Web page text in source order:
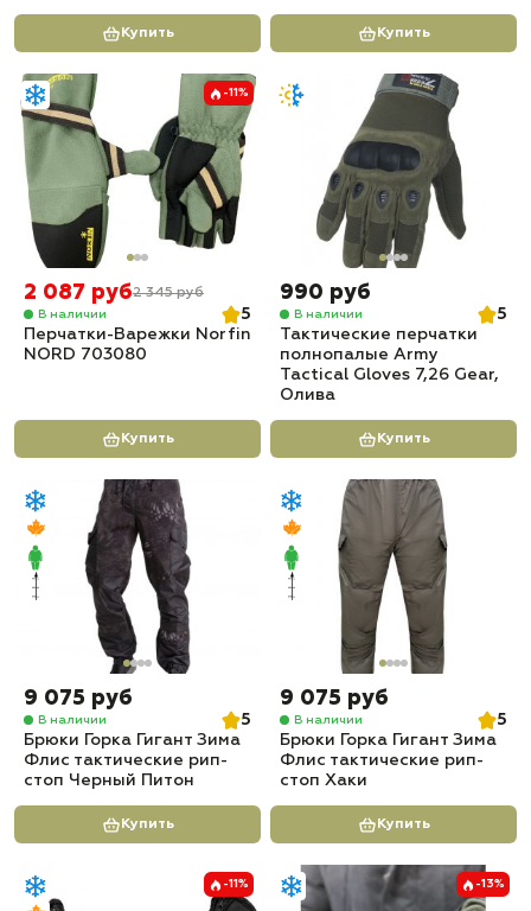
Купить Купить
-11%
2 087 руб2 345 руб
В наличии
5
Перчатки-Варежки Norfin
NORD 703080
Купить
990 руб
В наличии
5
Тактические перчатки
полнопалые Army
Tactical Gloves 7,26 Gear,
Олива
Купить
9 075 руб
В наличии
5
Брюки Горка Гигант Зима
Флис тактические рип-
стоп Черный Питон
Купить
9 075 руб
В наличии
5
Брюки Горка Гигант Зима
Флис тактические рип-
стоп Хаки
Купить
-11% -13%